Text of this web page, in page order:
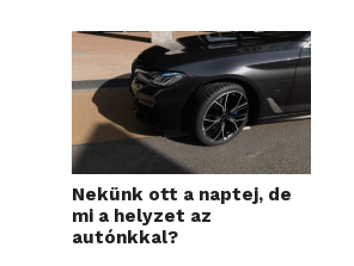
Nekünk ott a naptej, de
mi a helyzet az
autónkkal?